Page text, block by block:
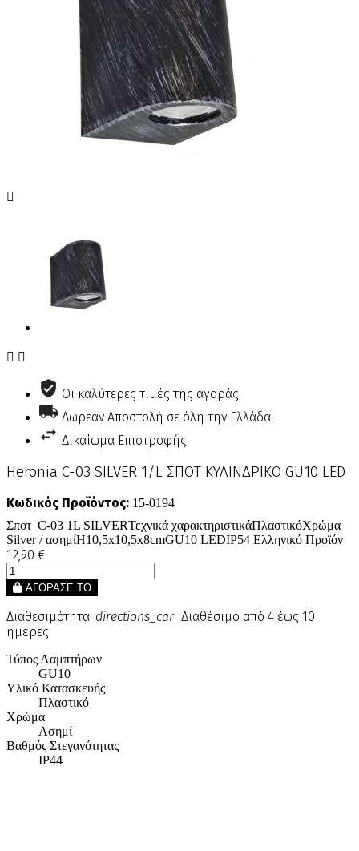

 
Οι καλύτερες τιμές της αγοράς!
Δωρεάν Αποστολή σε όλη την Ελλάδα!
Δικαίωμα Επιστροφής
Heronia C-03 SILVER 1/L ΣΠΟΤ ΚΥΛΙΝΔΡΙΚΟ GU10 LED
Κωδικός Προϊόντος: 15-0194
Σποτ C-03 1L SILVERΤεχνικά χαρακτηριστικάΠλαστικόΧρώμα
Silver / ασημίΗ10,5x10,5x8cmGU10 LEDIP54 Ελληνικό Προϊόν
12,90 €
ΑΓΟΡΑΣΕ ΤΟ
Διαθεσιμότητα: directions_car Διαθέσιμο από 4 έως 10
ημέρες
Τύπος Λαμπτήρων
GU10
Υλικό Κατασκευής
Πλαστικό
Χρώμα
Ασημί
Βαθμός Στεγανότητας
IP44